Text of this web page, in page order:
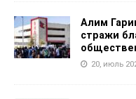
Алим
стражи
20, июль